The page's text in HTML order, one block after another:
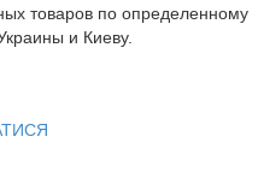
товаров по определенному
и Киеву.